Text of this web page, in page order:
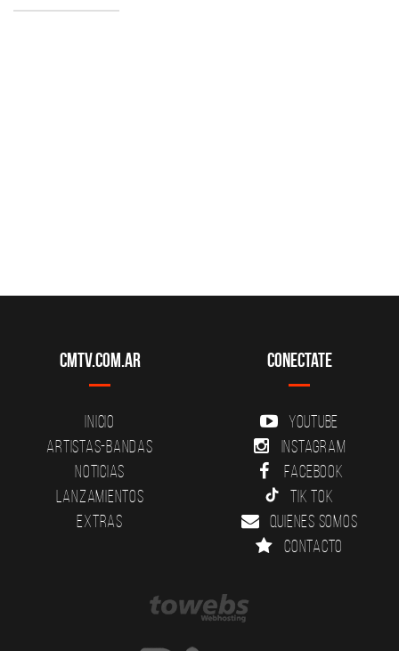
CMTV.com.ar
Inicio
Artistas-Bandas
Noticias
Lanzamientos
Extras
Conectate
YouTube
Instagram
Facebook
Tik Tok
Quienes somos
Contacto